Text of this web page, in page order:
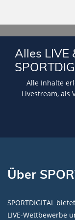
Alles LIVE
Alle Inhalte
Livestream, als
Über
SPORTDIGITAL
LIVE-Wettbewerbe